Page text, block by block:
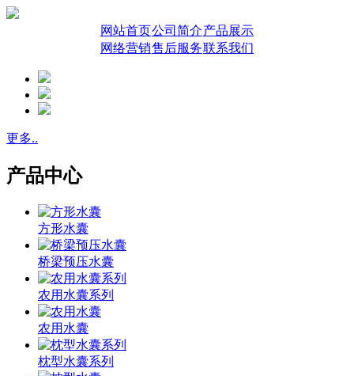
网站首页公司简介产品展示
网络营销售后服务联系我们
更多..
产品中心
方形水囊
桥梁预压水囊
农用水囊系列
农用水囊
枕型水囊系列